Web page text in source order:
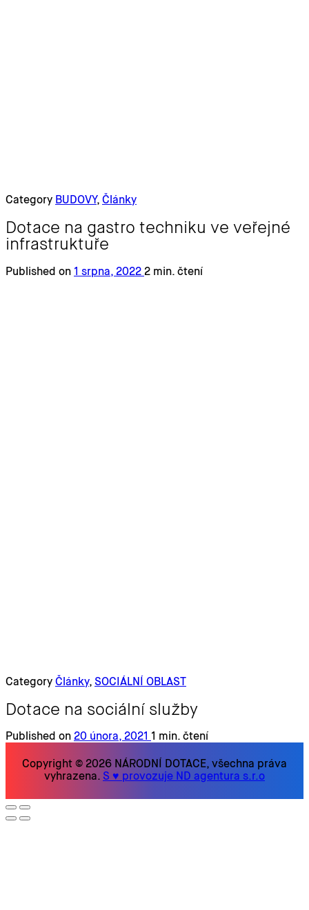
Category BUDOVY, Články
Dotace na gastro techniku ve veřejné
infrastruktuře
Published on 1 srpna, 2022 2 min. čtení
Category Články, SOCIÁLNÍ OBLAST
Dotace na sociální služby
Published on 20 února, 2021 1 min. čtení
Copyright © 2026 NÁRODNÍ DOTACE, všechna práva
vyhrazena. S ♥ provozuje ND agentura s.r.o